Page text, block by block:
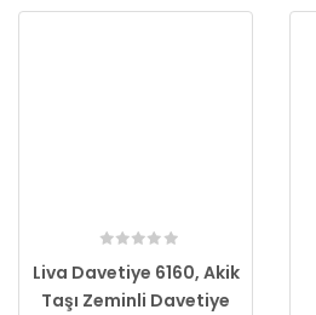
Liva Davetiye 6160, Akik
Taşı Zeminli Davetiye